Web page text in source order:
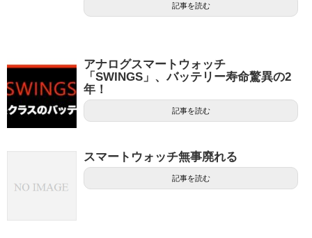
記事を読む
アナログスマートウォッチ
「SWINGS」、バッテリー寿命驚異の2
年！
記事を読む
スマートウォッチ無事廃れる
記事を読む